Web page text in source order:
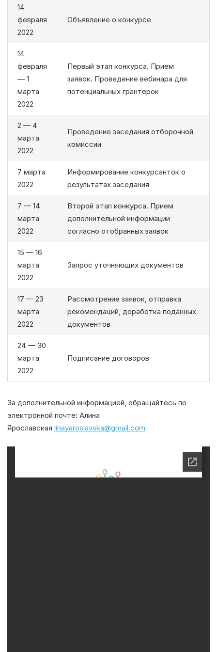
14
февраля
2022
Объявление о конкурсе
14
февраля
— 1
марта
2022
Первый этап конкурса. Прием
заявок. Проведение вебинара для
потенциальных грантерок
2 — 4
марта
2022
Проведение заседания отборочной
комиссии
7 марта
2022
Информирование конкурсанток о
результатах заседания
7 — 14
марта
2022
Второй этап конкурса. Прием
дополнительной информации
согласно отобранных заявок
15 — 16
марта
2022
Запрос уточняющих документов
17 — 23
марта
2022
Рассмотрение заявок, отправка
рекомендаций, доработка поданных
документов
24 — 30
марта
2022
Подписание договоров
За дополнительной информацией, обращайтесь по
электронной почте: Алина
Ярославская linayaroslavska@gmail.com